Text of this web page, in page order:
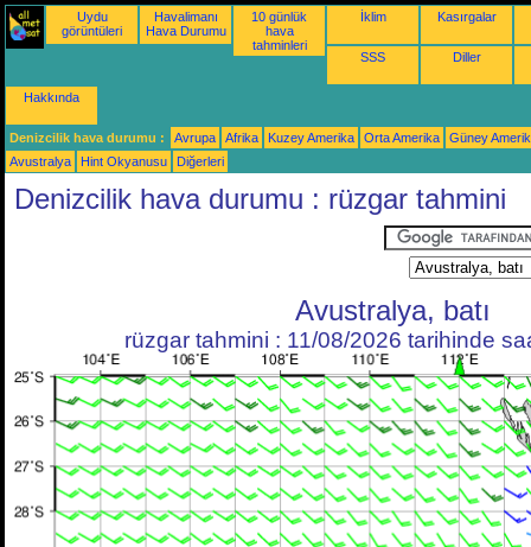
Uydu
görüntüleri
Havalimanı
Hava Durumu
10 günlük
hava
tahminleri
İklim Kasırgalar
SSS Diller
Hakkında
Denizcilik hava durumu : Avrupa Afrika Kuzey Amerika Orta Amerika
Güney
Avustralya
Hint Okyanusu Diğerleri
Denizcilik hava durumu : rüzgar tahmini
Avustralya, batı
rüzgar tahmini : 11/08/2026 tarihinde